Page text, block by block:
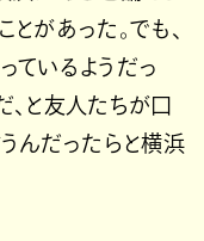
があった。でも、
ているようだっ
、と友人たちが口
んだったらと横浜